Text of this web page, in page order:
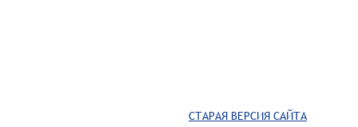
СТАРАЯ ВЕРСИЯ САЙТА